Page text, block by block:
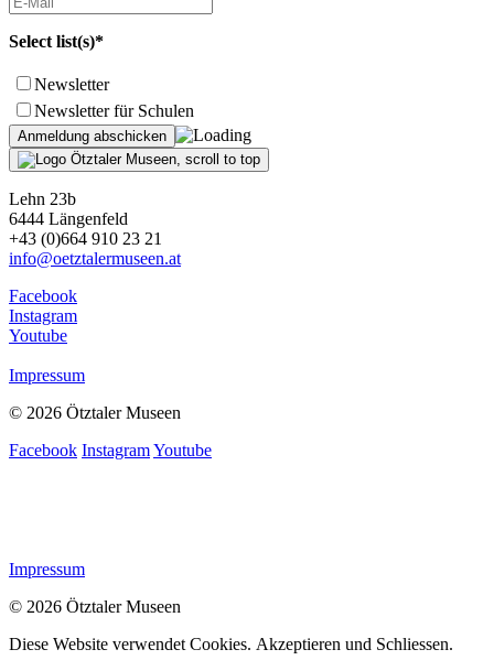
Select list(s)*
Newsletter
Newsletter für Schulen
Lehn 23b
6444 Längenfeld
+43 (0)664 910 23 21
info@oetztalermuseen.at
Facebook
Instagram
Youtube
Impressum
© 2026 Ötztaler Museen
Facebook InstagramYoutube
Impressum
© 2026 Ötztaler Museen
Diese Website verwendet Cookies. Akzeptieren und Schliessen.